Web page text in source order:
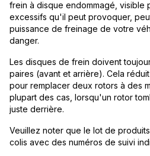
frein à disque endommagé, visible
excessifs qu'il peut provoquer,
puissance de freinage de votre
danger.
Les disques de frein doivent
paires (avant et arrière). Cela
pour remplacer deux rotors à des
plupart des cas, lorsqu'un rotor
juste derrière.
Veuillez noter que le lot de
colis avec des numéros de suivi